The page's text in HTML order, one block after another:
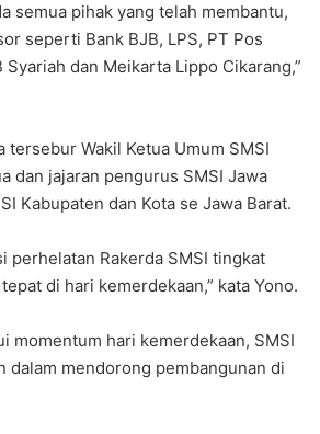
semua pihak yang telah membantu,
seperti Bank BJB, LPS, PT Pos
Syariah dan Meikarta Lippo Cikarang,”
tersebur Wakil Ketua Umum SMSI
dan jajaran pengurus SMSI Jawa
Kabupaten dan Kota se Jawa Barat.
perhelatan Rakerda SMSI tingkat
di hari kemerdekaan,” kata Yono.
momentum hari kemerdekaan, SMSI
dalam mendorong pembangunan di